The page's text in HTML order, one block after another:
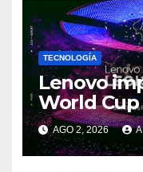
TECNOLOGÍA
Lenovo
World Cup
Fundador
AGO 2, 2026